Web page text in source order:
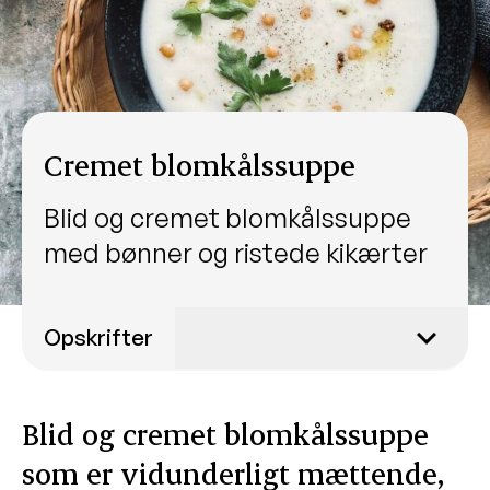
Cremet blomkålssuppe
Blid og cremet blomkålssuppe
med bønner og ristede kikærter
Opskrifter
karamelliserede æbler
Hjemmelavede proteindrikke
Blid og cremet blomkålssuppe
som er vidunderligt mættende,